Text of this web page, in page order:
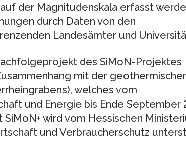
der Magnitudenskala erfasst
durch Daten von den
Landesämter und
des SiMoN-Projektes
mit der
welches vom
und Energie bis Ende September
wird vom Hessischen
und Verbraucherschutz